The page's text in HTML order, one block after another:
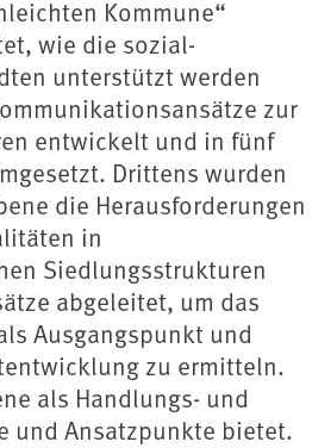
Kommune“
wie die sozial-
unterstützt werden
zur
entwickelt und in fünf
Drittens wurden
die Herausforderungen
in
Siedlungsstrukturen
abgeleitet, um das
Ausgangspunkt und
zu ermitteln.
als Handlungs- und
und Ansatzpunkte bietet.